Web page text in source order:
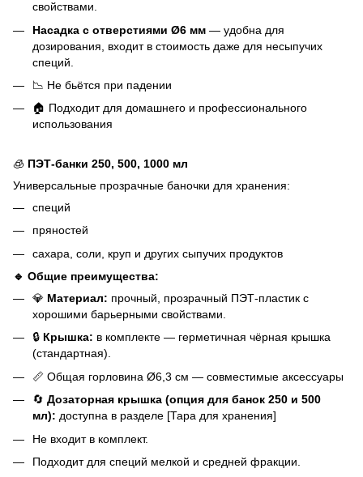
свойствами.
Насадка с отверстиями Ø6 мм — удобна для
дозирования, входит в стоимость даже для несыпучих
специй.
📉 Не бьётся при падении
🏠 Подходит для домашнего и профессионального
использования
🧊 ПЭТ-банки 250, 500, 1000 мл
Универсальные прозрачные баночки для хранения:
специй
пряностей
сахара, соли, круп и других сыпучих продуктов
🔹 Общие преимущества:
💎 Материал: прочный, прозрачный ПЭТ-пластик с
хорошими барьерными свойствами.
🔒 Крышка: в комплекте — герметичная чёрная крышка
(стандартная).
📏 Общая горловина Ø6,3 см — совместимые аксессуары
🔄 Дозаторная крышка (опция для банок 250 и 500
мл): доступна в разделе [Тара для хранения]
Не входит в комплект.
Подходит для специй мелкой и средней фракции.